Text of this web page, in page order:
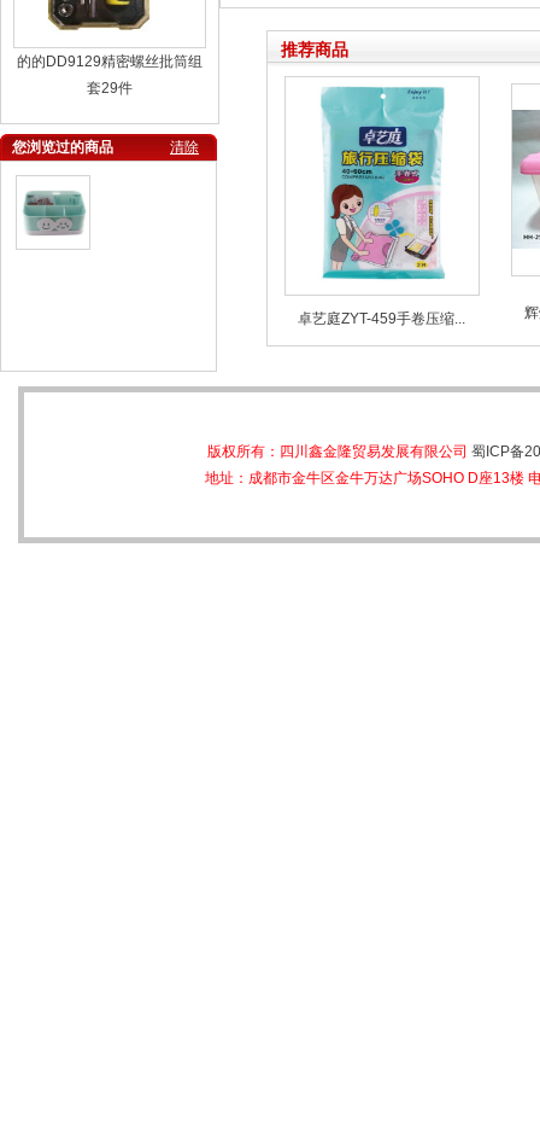
的的DD9129精密螺丝批筒组
套29件
您浏览过的商品 清除
推荐商品
卓艺庭ZYT-459手卷压缩...
版权所有：四川鑫金隆贸易发展有限公司 蜀ICP备
地址：成都市金牛区金牛万达广场SOHO D座13